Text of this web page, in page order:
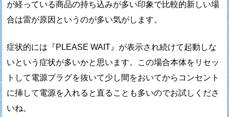
が経っている商品の持ち込みが多い印象で比較的新しい場
合は雷が原因というのが多い気がします。
症状的には『PLEASE WAIT』が表示され続けて起動しな
いという症状が多いかと思います。
この場合本体をリセッ
トして電源プラグを抜いて少し間をおいてからコンセント
に挿して電源を入れると直ることも多いのでお試しくださ
いね。